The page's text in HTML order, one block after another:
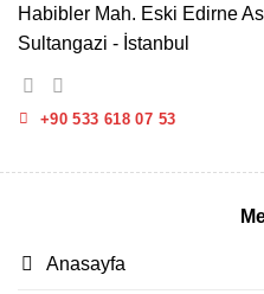
Habibler Mah. Eski Edirne
Sultangazi - İstanbul
+90 533 618 07 53
Anasayfa